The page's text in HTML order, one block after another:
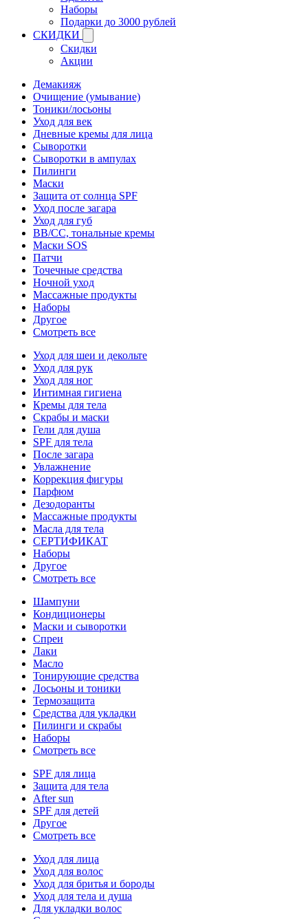
Наборы
Подарки до 3000 рублей
СКИДКИ
Скидки
Акции
Демакияж
Очищение (умывание)
Тоники/лосьоны
Уход для век
Дневные кремы для лица
Сыворотки
Сыворотки в ампулах
Пилинги
Маски
Защита от солнца SPF
Уход после загара
Уход для губ
BB/CC, тональные кремы
Маски SOS
Патчи
Точечные средства
Ночной уход
Массажные продукты
Наборы
Другое
Смотреть все
Уход для шеи и декольте
Уход для рук
Уход для ног
Интимная гигиена
Кремы для тела
Скрабы и маски
Гели для душа
SPF для тела
После загара
Увлажнение
Коррекция фигуры
Парфюм
Дезодоранты
Массажные продукты
Масла для тела
СЕРТИФИКАТ
Наборы
Другое
Смотреть все
Шампуни
Кондиционеры
Маски и сыворотки
Спреи
Лаки
Масло
Тонирующие средства
Лосьоны и тоники
Термозащита
Средства для укладки
Пилинги и скрабы
Наборы
Смотреть все
SPF для лица
Защита для тела
After sun
SPF для детей
Другое
Смотреть все
Уход для лица
Уход для волос
Уход для бритья и бороды
Уход для тела и душа
Для укладки волос